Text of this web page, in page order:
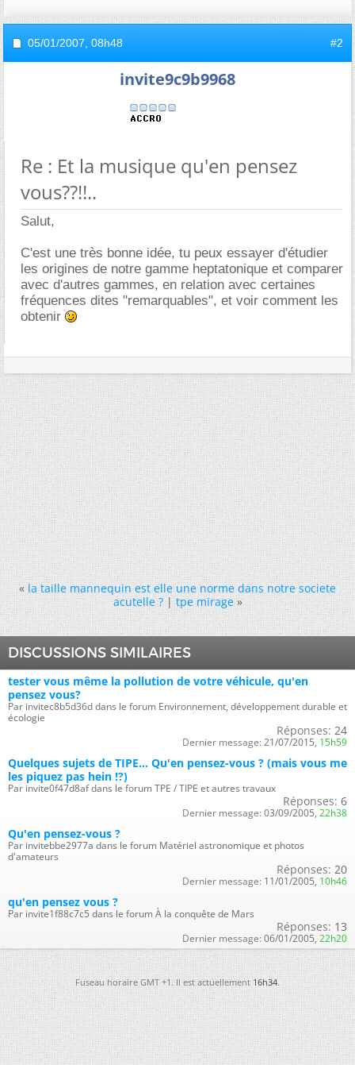
05/01/2007, 08h48 #2
invite9c9b9968
Re : Et la musique qu'en pensez
vous??!!..
Salut,
C'est une très bonne idée, tu peux essayer d'étudier
les origines de notre gamme heptatonique et comparer
avec d'autres gammes, en relation avec certaines
fréquences dites "remarquables", et voir comment les
obtenir
« la taille mannequin est elle une norme dans notre societe
acutelle ?|tpe mirage »
DISCUSSIONS SIMILAIRES
tester vous même la pollution de votre véhicule, qu'en
pensez vous?
Par invitec8b5d36d dans le forum Environnement, développement durable et
écologie
Réponses: 24
Dernier message: 21/07/2015, 15h59
Quelques sujets de TIPE... Qu'en pensez-vous ? (mais vous me
les piquez pas hein !?)
Par invite0f47d8af dans le forum TPE / TIPE et autres travaux
Réponses: 6
Dernier message: 03/09/2005, 22h38
Qu'en pensez-vous ?
Par invitebbe2977a dans le forum Matériel astronomique et photos
d'amateurs
Réponses: 20
Dernier message: 11/01/2005, 10h46
qu'en pensez vous ?
Par invite1f88c7c5 dans le forum À la conquête de Mars
Réponses: 13
Dernier message: 06/01/2005, 22h20
Fuseau horaire GMT +1. Il est actuellement16h34.